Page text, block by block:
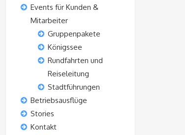
Events für Kunden &
Mitarbeiter
Gruppenpakete
Königssee
Rundfahrten und
Reiseleitung
Stadtführungen
Betriebsausflüge
Stories
Kontakt